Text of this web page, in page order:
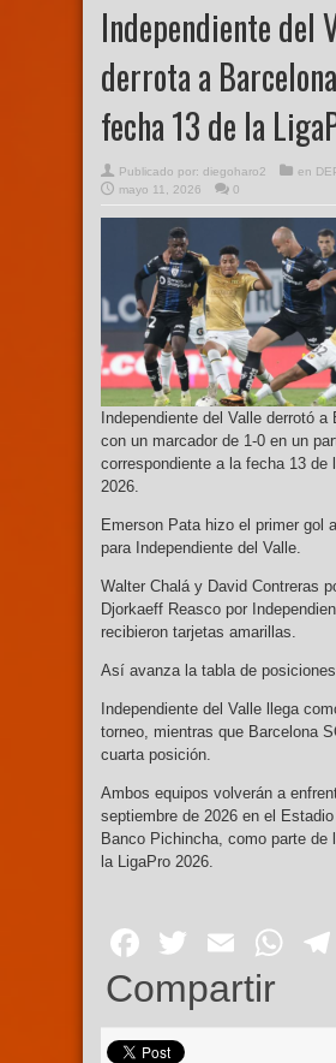
Independiente del
derrota a
fecha 13 de la
Publicado por: diegoharo2 en
mayo 11, 2026
0
Independiente del Valle derrotó a
con un marcador de 1-0 en un
correspondiente a la fecha 13 de
2026.
Emerson Pata hizo el primer gol
para Independiente del Valle.
Walter Chalá y David Contreras
Djorkaeff Reasco por
recibieron tarjetas amarillas.
Así avanza la tabla de posiciones
Independiente del Valle llega
torneo, mientras que Barcelona
cuarta posición.
Ambos equipos volverán a
septiembre de 2026 en el
Banco Pichincha, como parte de
la LigaPro 2026.
Facebook
Twitter
Email
Compartir